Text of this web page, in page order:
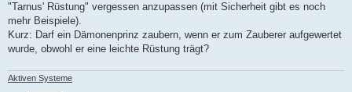
"Tarnus' Rüstung" vergessen anzupassen (mit Sicherheit gibt es noch
mehr Beispiele).
Kurz: Darf ein Dämonenprinz zaubern, wenn er zum Zauberer aufgewertet
wurde, obwohl er eine leichte Rüstung trägt?
Aktiven Systeme